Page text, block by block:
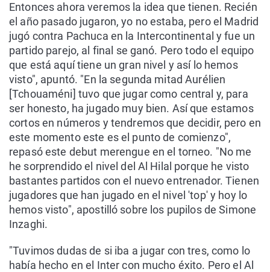
Entonces ahora veremos la idea que tienen. Recién
el año pasado jugaron, yo no estaba, pero el Madrid
jugó contra Pachuca en la Intercontinental y fue un
partido parejo, al final se ganó. Pero todo el equipo
que está aquí tiene un gran nivel y así lo hemos
visto", apuntó. "En la segunda mitad Aurélien
[Tchouaméni] tuvo que jugar como central y, para
ser honesto, ha jugado muy bien. Así que estamos
cortos en números y tendremos que decidir, pero en
este momento este es el punto de comienzo",
repasó este debut merengue en el torneo. "No me
he sorprendido el nivel del Al Hilal porque he visto
bastantes partidos con el nuevo entrenador. Tienen
jugadores que han jugado en el nivel 'top' y hoy lo
hemos visto", apostilló sobre los pupilos de Simone
Inzaghi.
"Tuvimos dudas de si iba a jugar con tres, como lo
había hecho en el Inter con mucho éxito. Pero el Al